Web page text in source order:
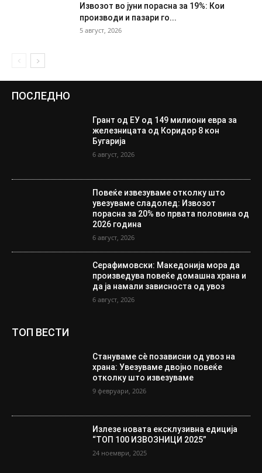
Извозот во јуни порасна за 19%: Кои
производи и пазари го...
5 август, 2026
ПОСЛЕДНО
Грант од ЕУ од 149 милиони евра за
железницата од Коридор 8 кон
Бугарија
6 август, 2026
Повеќе извезуваме отколку што
увезуваме сладолед: Извозот
порасна за 20% во првата половина од
2026 година
6 август, 2026
Серафимовски: Македонија мора да
произведува повеќе домашна храна и
да ја намали зависноста од увоз
6 август, 2026
ТОП ВЕСТИ
Стануваме сè позависни од увоз на
храна: Увезуваме двојно повеќе
отколку што извезуваме
9 февруари, 2026
Излезе новата ексклузивна едиција
“ТОП 100 ИЗВОЗНИЦИ 2025”
24 ноември, 2025